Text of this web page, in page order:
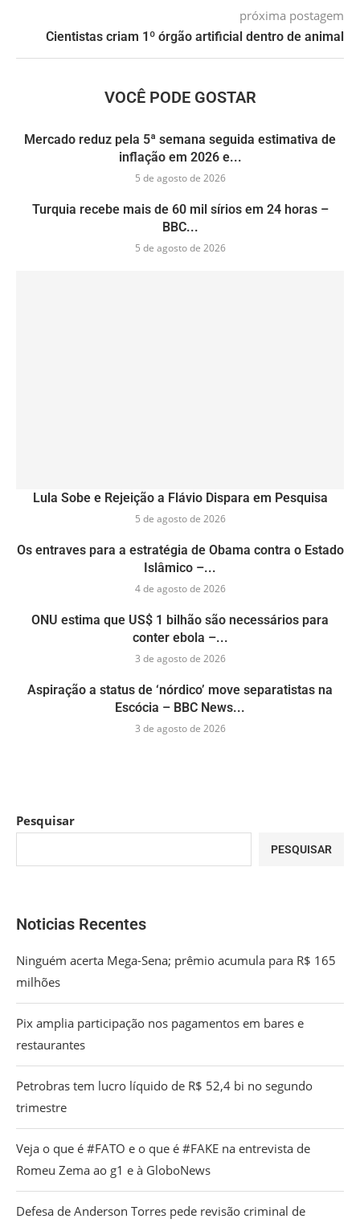
próxima postagem
Cientistas criam 1º órgão artificial dentro de animal
VOCÊ PODE GOSTAR
Mercado reduz pela 5ª semana seguida estimativa de
inflação em 2026 e...
5 de agosto de 2026
Turquia recebe mais de 60 mil sírios em 24 horas –
BBC...
5 de agosto de 2026
Lula Sobe e Rejeição a Flávio Dispara em Pesquisa
5 de agosto de 2026
Os entraves para a estratégia de Obama contra o Estado
Islâmico –...
4 de agosto de 2026
ONU estima que US$ 1 bilhão são necessários para
conter ebola –...
3 de agosto de 2026
Aspiração a status de ‘nórdico’ move separatistas na
Escócia – BBC News...
3 de agosto de 2026
Pesquisar
PESQUISAR
Noticias Recentes
Ninguém acerta Mega-Sena; prêmio acumula para R$ 165
milhões
Pix amplia participação nos pagamentos em bares e
restaurantes
Petrobras tem lucro líquido de R$ 52,4 bi no segundo
trimestre
Veja o que é #FATO e o que é #FAKE na entrevista de
Romeu Zema ao g1 e à GloboNews
Defesa de Anderson Torres pede revisão criminal de